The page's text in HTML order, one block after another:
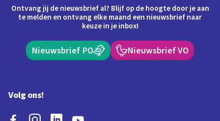
Ontvang jij de nieuwsbrief al? Blijf op de hoogte door je aan
te melden en ontvang elke maand een nieuwsbrief naar
keuze in je inbox!
Nieuwsbrief PO Nieuwsbrief VO
Volg ons!